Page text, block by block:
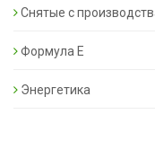
Снятые с
Формула Е
Энергетика